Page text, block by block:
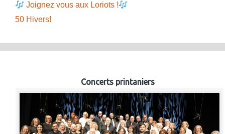
Joignez vous aux Loriots !
50 Hivers!
Concerts printaniers